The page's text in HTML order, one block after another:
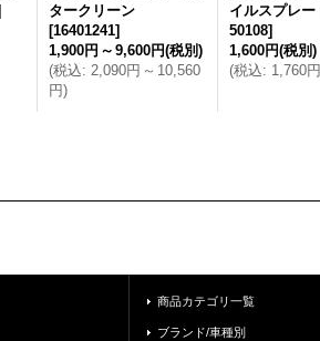
タークリーン
[16401241]
1,900円 ～ 9,600円(税別)
(税込: 2,090円 ～ 10,560
円)
イルスプレー
50108]
1,600円(税別)
(税込: 1,760円
商品カテゴリ一覧
ブランド/車種別